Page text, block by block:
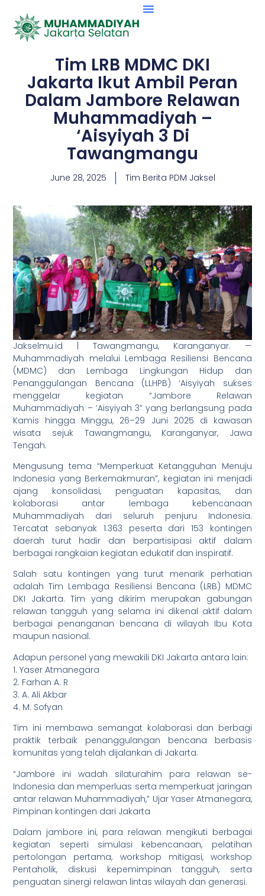
Tim LRB MDMC DKI
Jakarta Ikut Ambil Peran
Dalam Jambore Relawan
Muhammadiyah –
‘Aisyiyah 3 Di
Tawangmangu
June 28, 2025 Tim Berita PDM Jaksel
Jakselmu.id | Tawangmangu, Karanganyar. —
Muhammadiyah melalui Lembaga Resiliensi Bencana
(MDMC) dan Lembaga Lingkungan Hidup dan
Penanggulangan Bencana (LLHPB) ‘Aisyiyah sukses
menggelar kegiatan “Jambore Relawan
Muhammadiyah – ‘Aisyiyah 3” yang berlangsung pada
Kamis hingga Minggu, 26–29 Juni 2025 di kawasan
wisata sejuk Tawangmangu, Karanganyar, Jawa
Tengah.
Mengusung tema “Memperkuat Ketangguhan Menuju
Indonesia yang Berkemakmuran”, kegiatan ini menjadi
ajang konsolidasi, penguatan kapasitas, dan
kolaborasi antar lembaga kebencanaan
Muhammadiyah dari seluruh penjuru Indonesia.
Tercatat sebanyak 1.363 peserta dari 153 kontingen
daerah turut hadir dan berpartisipasi aktif dalam
berbagai rangkaian kegiatan edukatif dan inspiratif.
Salah satu kontingen yang turut menarik perhatian
adalah Tim Lembaga Resiliensi Bencana (LRB) MDMC
DKI Jakarta. Tim yang dikirim merupakan gabungan
relawan tangguh yang selama ini dikenal aktif dalam
berbagai penanganan bencana di wilayah Ibu Kota
maupun nasional.
Adapun personel yang mewakili DKI Jakarta antara lain:
1. Yaser Atmanegara
2. Farhan A. R
3. A. Ali Akbar
4. M. Sofyan
Tim ini membawa semangat kolaborasi dan berbagi
praktik terbaik penanggulangan bencana berbasis
komunitas yang telah dijalankan di Jakarta.
“Jambore ini wadah silaturahim para relawan se-
Indonesia dan memperluas serta memperkuat jaringan
antar relawan Muhammadiyah,” Ujar Yaser Atmanegara,
Pimpinan kontingen dari Jakarta
Dalam jambore ini, para relawan mengikuti berbagai
kegiatan seperti simulasi kebencanaan, pelatihan
pertolongan pertama, workshop mitigasi, workshop
Pentaholik, diskusi kepemimpinan tangguh, serta
penguatan sinergi relawan lintas wilayah dan generasi.